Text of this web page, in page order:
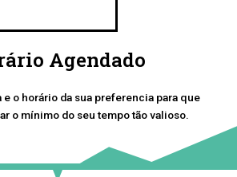
Agendado
e o horário da sua preferencia para que
o mínimo do seu tempo tão valioso.